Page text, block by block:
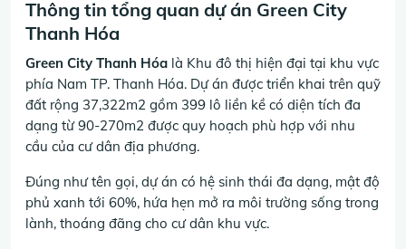
Thông tin tổng quan dự án Green City
Thanh Hóa
Green City Thanh Hóa là Khu đô thị hiện đại tại khu vực
phía Nam TP. Thanh Hóa. Dự án được triển khai trên quỹ
đất rộng 37,322m2 gồm 399 lô liền kề có diện tích đa
dạng từ 90-270m2 được quy hoạch phù hợp với nhu
cầu của cư dân địa phương.
Đúng như tên gọi, dự án có hệ sinh thái đa dạng, mật độ
phủ xanh tới 60%, hứa hẹn mở ra môi trường sống trong
lành, thoáng đãng cho cư dân khu vực.